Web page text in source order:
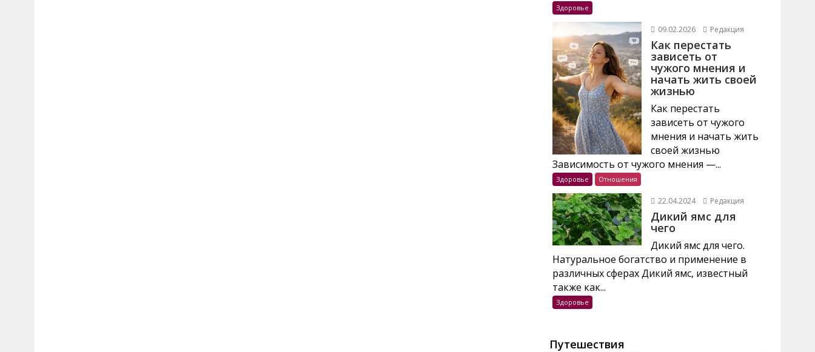
Здоровье
09.02.2026 Редакция
Как перестать
зависеть от
чужого мнения и
начать жить своей
жизнью
Как перестать
зависеть от чужого
мнения и начать жить
своей жизнью
Зависимость от чужого мнения —...
Здоровье Отношения
22.04.2024 Редакция
Дикий ямс для
чего
Дикий ямс для чего.
Натуральное богатство и применение в
различных сферах Дикий ямс, известный
также как...
Здоровье
Путешествия